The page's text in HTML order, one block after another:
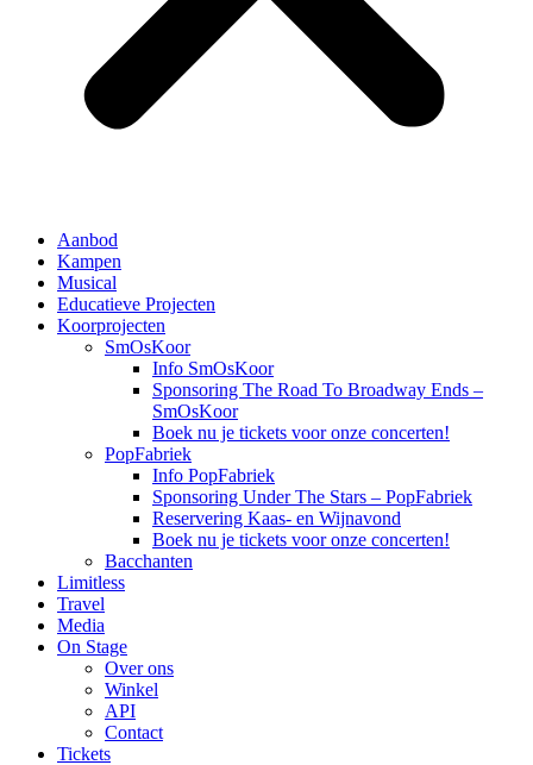
Aanbod
Kampen
Musical
Educatieve Projecten
Koorprojecten
SmOsKoor
Info SmOsKoor
Sponsoring The Road To Broadway Ends –
SmOsKoor
Boek nu je tickets voor onze concerten!
PopFabriek
Info PopFabriek
Sponsoring Under The Stars – PopFabriek
Reservering Kaas- en Wijnavond
Boek nu je tickets voor onze concerten!
Bacchanten
Limitless
Travel
Media
On Stage
Over ons
Winkel
API
Contact
Tickets